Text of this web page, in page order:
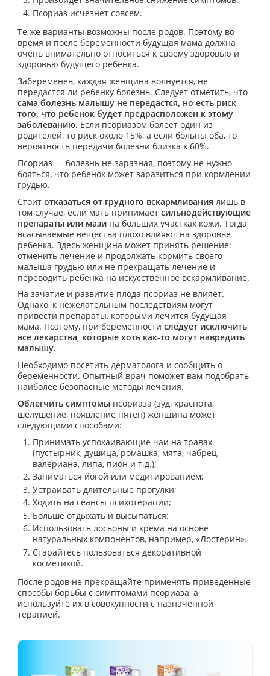
Псориаз исчезнет совсем.
Те же варианты возможны после родов. Поэтому во
время и после беременности будущая мама должна
очень внимательно относиться к своему здоровью и
здоровью будущего ребенка.
Забеременев, каждая женщина волнуется, не
передастся ли ребенку болезнь. Следует отметить, что
сама болезнь малышу не передастся, но есть риск
того, что ребенок будет предрасположен к этому
заболеванию. Если псориазом болеет один из
родителей, то риск около 15%, а если больны оба, то
вероятность передачи болезни близка к 60%.
Псориаз — болезнь не заразная, поэтому не нужно
бояться, что ребенок может заразиться при кормлении
грудью.
Стоит отказаться от грудного вскармливания лишь в
том случае, если мать принимает сильнодействующие
препараты или мази на больших участках кожи. Тогда
всасываемые вещества плохо влияют на здоровье
ребенка. Здесь женщина может принять решение:
отменить лечение и продолжать кормить своего
малыша грудью или не прекращать лечение и
переводить ребенка на искусственное вскармливание.
На зачатие и развитие плода псориаз не влияет.
Однако, к нежелательным последствиям могут
привести препараты, которыми лечится будущая
мама. Поэтому, при беременности следует исключить
все лекарства, которые хоть как-то могут навредить
малышу.
Необходимо посетить дерматолога и сообщить о
беременности. Опытный врач поможет вам подобрать
наиболее безопасные методы лечения.
Облегчить симптомы псориаза (зуд, краснота,
шелушение, появление пятен) женщина может
следующими способами:
Принимать успокаивающие чаи на травах
(пустырник, душица, ромашка, мята, чабрец,
валериана, липа, пион и т.д.);
Заниматься йогой или медитированием;
Устраивать длительные прогулки;
Ходить на сеансы психотерапии;
Больше отдыхать и высыпаться:
Использовать лосьоны и крема на основе
натуральных компонентов, например, «Лостерин».
Старайтесь пользоваться декоративной
косметикой.
После родов не прекращайте применять приведенные
способы борьбы с симптомами псориаза, а
используйте их в совокупности с назначенной
терапией.